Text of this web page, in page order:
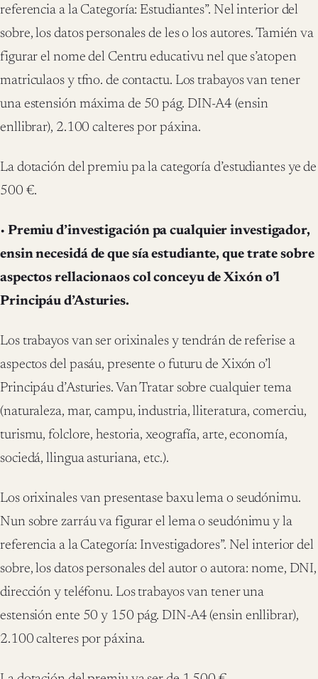
referencia a la Categoría: Estudiantes”. Nel interior del
sobre, los datos personales de les o los autores. Tamién va
figurar el nome del Centru educativu nel que s’atopen
matriculaos y tfno. de contactu. Los trabayos van tener
una estensión máxima de 50 pág. DIN-A4 (ensin
enllibrar), 2.100 calteres por páxina.
La dotación del premiu pa la categoría d’estudiantes ye de
500 €.
• Premiu d’investigación pa cualquier investigador,
ensin necesidá de que sía estudiante, que trate sobre
aspectos rellacionaos col conceyu de Xixón o’l
Principáu d’Asturies.
Los trabayos van ser orixinales y tendrán de referise a
aspectos del pasáu, presente o futuru de Xixón o’l
Principáu d’Asturies. Van Tratar sobre cualquier tema
(naturaleza, mar, campu, industria, lliteratura, comerciu,
turismu, folclore, hestoria, xeografía, arte, economía,
sociedá, llingua asturiana, etc.).
Los orixinales van presentase baxu lema o seudónimu.
Nun sobre zarráu va figurar el lema o seudónimu y la
referencia a la Categoría: Investigadores”. Nel interior del
sobre, los datos personales del autor o autora: nome, DNI,
dirección y teléfonu. Los trabayos van tener una
estensión ente 50 y 150 pág. DIN-A4 (ensin enllibrar),
2.100 calteres por páxina.